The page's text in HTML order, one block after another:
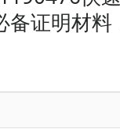
证明材料